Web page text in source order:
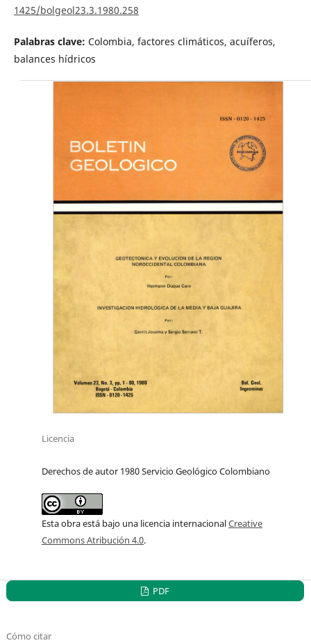
1425/bolgeol23.3.1980.258
Palabras clave: Colombia, factores climáticos, acuíferos,
balances hídricos
Licencia
Derechos de autor 1980 Servicio Geológico Colombiano
Esta obra está bajo una licencia internacionalCreative
Commons Atribución 4.0.
PDF
Cómo citar